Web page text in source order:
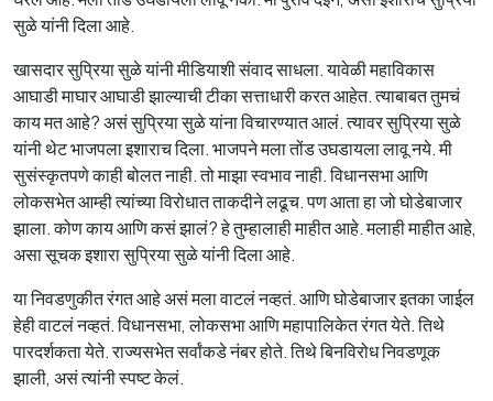
सुळे यांनी दिला आहे.
खासदार सुप्रिया सुळे यांनी मीडियाशी संवाद साधला. यावेळी महाविकास
आघाडी माघार आघाडी झाल्याची टीका सत्ताधारी करत आहेत. त्याबाबत तुमचं
काय मत आहे? असं सुप्रिया सुळे यांना विचारण्यात आलं. त्यावर सुप्रिया सुळे
यांनी थेट भाजपला इशाराच दिला. भाजपने मला तोंड उघडायला लावू नये. मी
सुसंस्कृतपणे काही बोलत नाही. तो माझा स्वभाव नाही. विधानसभा आणि
लोकसभेत आम्ही त्यांच्या विरोधात ताकदीने लढूच. पण आता हा जो घोडेबाजार
झाला. कोण काय आणि कसं झालं? हे तुम्हालाही माहीत आहे. मलाही माहीत आहे,
असा सूचक इशारा सुप्रिया सुळे यांनी दिला आहे.
या निवडणुकीत रंगत आहे असं मला वाटलं नव्हतं. आणि घोडेबाजार इतका जाईल
हेही वाटलं नव्हतं. विधानसभा, लोकसभा आणि महापालिकेत रंगत येते. तिथे
पारदर्शकता येते. राज्यसभेत सर्वांकडे नंबर होते. तिथे बिनविरोध निवडणूक
झाली, असं त्यांनी स्पष्ट केलं.